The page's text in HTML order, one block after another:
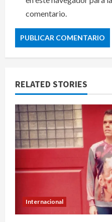
comentario.
RELATED STORIES
Internacional